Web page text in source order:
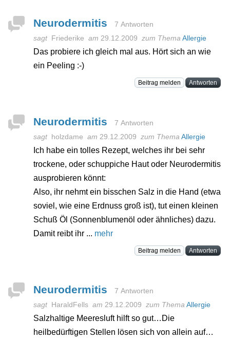
Neurodermitis
7 Antworten
sagt Friederike am 29.12.2009 zum Thema Allergie
Das probiere ich gleich mal aus. Hört sich an wie
ein Peeling :-)
Beitrag melden Antworten
Neurodermitis
7 Antworten
sagt holzdame am 29.12.2009 zum Thema Allergie
Ich habe ein tolles Rezept, welches ihr bei sehr
trockene, oder schuppiche Haut oder Neurodermitis
ausprobieren könnt:
Also, ihr nehmt ein bisschen Salz in die Hand (etwa
soviel, wie eine Erdnuss groß ist), tut einen kleinen
Schuß Öl (Sonnenblumenöl oder ähnliches) dazu.
Damit reibt ihr ... mehr
Beitrag melden Antworten
Neurodermitis
7 Antworten
sagt HaraldFells am 29.12.2009 zum Thema Allergie
Salzhaltige Meeresluft hilft so gut…Die
heilbedürftigen Stellen lösen sich von allein auf…